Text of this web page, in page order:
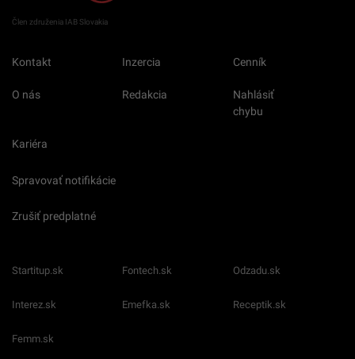
Člen združenia IAB Slovakia
Kontakt Inzercia Cenník
O nás Redakcia
Nahlásiť
chybu
Kariéra
Spravovať notifikácie
Zrušiť predplatné
Startitup.sk Fontech.sk Odzadu.sk
Interez.sk Emefka.sk Receptik.sk
Femm.sk